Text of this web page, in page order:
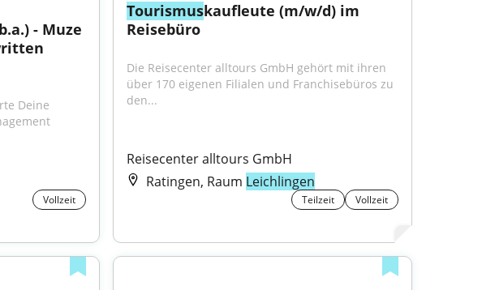
- Muze
Deine
Vollzeit
Tourismuskaufleute (m/w/d) im
Reisebüro
Die Reisecenter alltours GmbH gehört mit ihren
über 170 eigenen Filialen und Franchisebüros zu
den...
Reisecenter alltours GmbH
Ratingen, Raum Leichlingen
Teilzeit Vollzeit